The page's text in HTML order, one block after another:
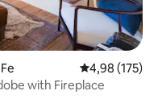
prosječna
4,98 (175)
with Fireplace